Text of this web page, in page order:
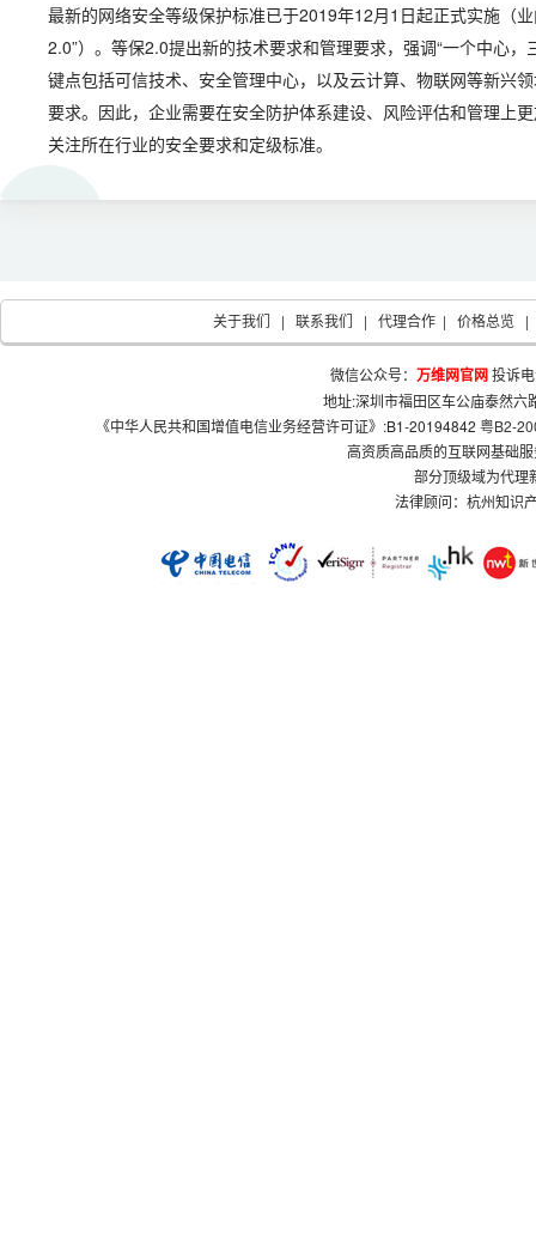
最新的网络安全等级保护标准已于2019年12月1日起正式实施（
2.0”）。等保2.0提出新的技术要求和管理要求，强调“一个中心，
键点包括可信技术、安全管理中心，以及云计算、物联网等新兴
要求。因此，企业需要在安全防护体系建设、风险评估和管理上
关注所在行业的安全要求和定级标准。
关于我们 | 联系我们 | 代理合作 | 价格总览 |
微信公众号： 万维网官网投诉
地址:深圳市福田区车公庙泰然六
《中华人民共和国增值电信业务经营许可证》:B1-20194842 粤B2-
高资质高品质的互联网基础
部分顶级域为代理
法律顾问：杭州知识